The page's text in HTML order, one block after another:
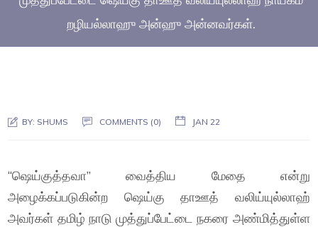
றழியல்லாஹு அன்ஹு அன்னவர்கள்.
BY: SHUMS COMMENTS (0) JAN 22
“ஷெய்குத்தவா” வைத்திய மேதை என்று
அழைக்கப்படுகின்ற ஷெய்கு தாஊத் வலிய்யுல்லாஹ்
அவர்கள் தமிழ் நாடு முத்துப்பேட்டை நகரை அண்மித்துள்ள